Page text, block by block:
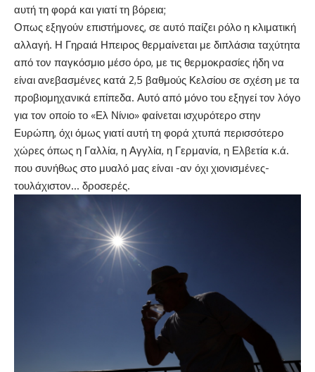
αυτή τη φορά και γιατί τη βόρεια;
Οπως εξηγούν επιστήμονες, σε αυτό παίζει ρόλο η κλιματική
αλλαγή. Η Γηραιά Ηπειρος θερμαίνεται με διπλάσια ταχύτητα
από τον παγκόσμιο μέσο όρο, με τις θερμοκρασίες ήδη να
είναι ανεβασμένες κατά 2,5 βαθμούς Κελσίου σε σχέση με τα
προβιομηχανικά επίπεδα. Αυτό από μόνο του εξηγεί τον λόγο
για τον οποίο το «Ελ Νίνιο» φαίνεται ισχυρότερο στην
Ευρώπη, όχι όμως γιατί αυτή τη φορά χτυπά περισσότερο
χώρες όπως η Γαλλία, η Αγγλία, η Γερμανία, η Ελβετία κ.ά.
που συνήθως στο μυαλό μας είναι -αν όχι χιονισμένες-
τουλάχιστον… δροσερές.